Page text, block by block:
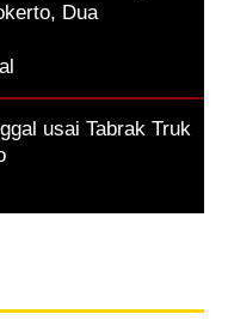
Dua
usai Tabrak Truk